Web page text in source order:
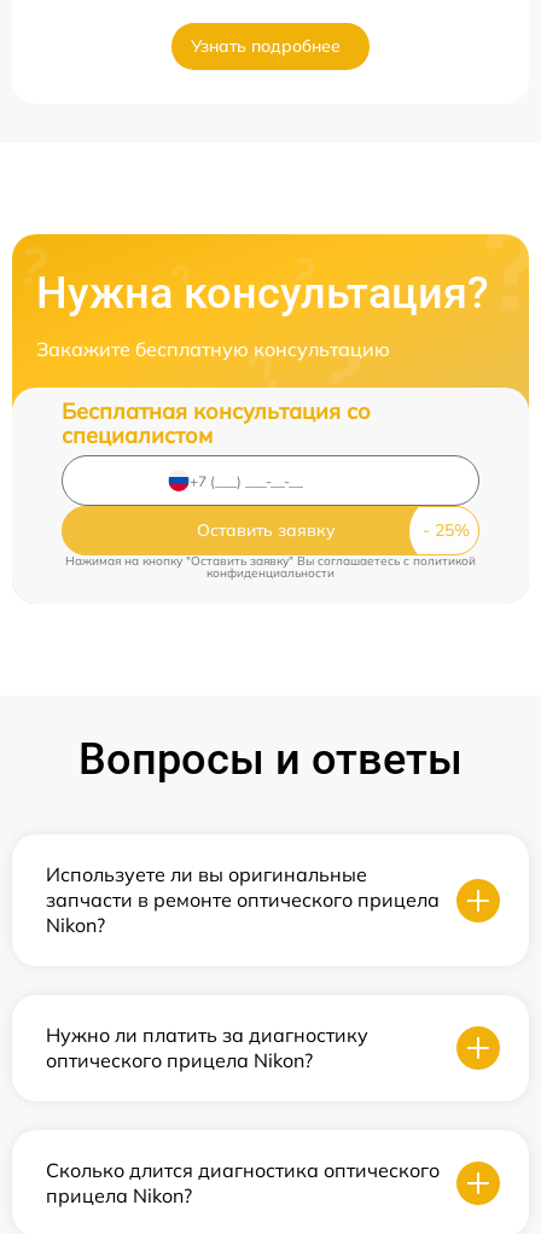
Узнать подробнее
Нужна консультация?
Закажите бесплатную консультацию
Бесплатная консультация со
специалистом
Оставить заявку
Нажимая на кнопку "Оставить заявку" Вы соглашаетесь c политикой
конфиденциальности
Вопросы и ответы
Используете ли вы оригинальные
запчасти в ремонте оптического прицела
Nikon?
Нужно ли платить за диагностику
оптического прицела Nikon?
Сколько длится диагностика оптического
прицела Nikon?